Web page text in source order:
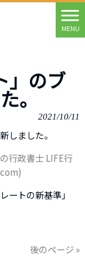
MENU
」のブ
。
2021/10/11
しました。
行政書士 LIFE行
ートの新基準」
後のページ »